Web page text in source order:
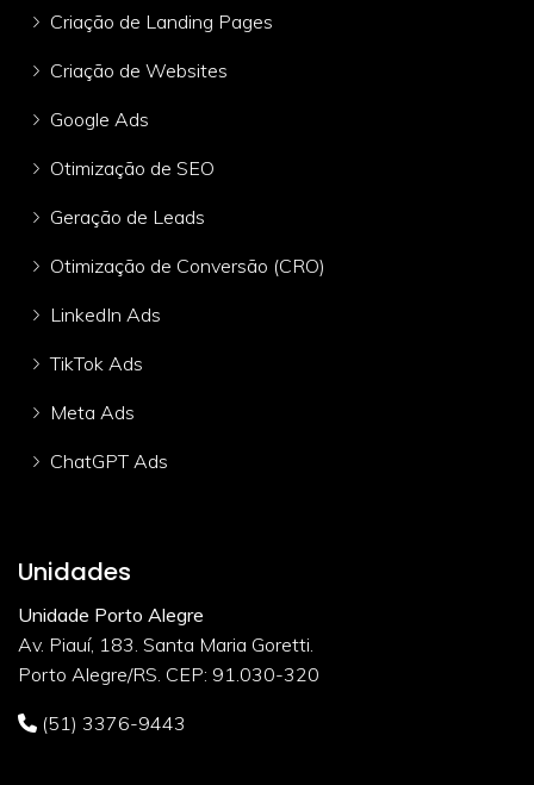
Criação de Landing Pages
Criação de Websites
Google Ads
Otimização de SEO
Geração de Leads
Otimização de Conversão (CRO)
LinkedIn Ads
TikTok Ads
Meta Ads
ChatGPT Ads
Unidades
Unidade Porto Alegre
Av. Piauí, 183. Santa Maria Goretti.
Porto Alegre/RS. CEP: 91.030-320
(51) 3376-9443